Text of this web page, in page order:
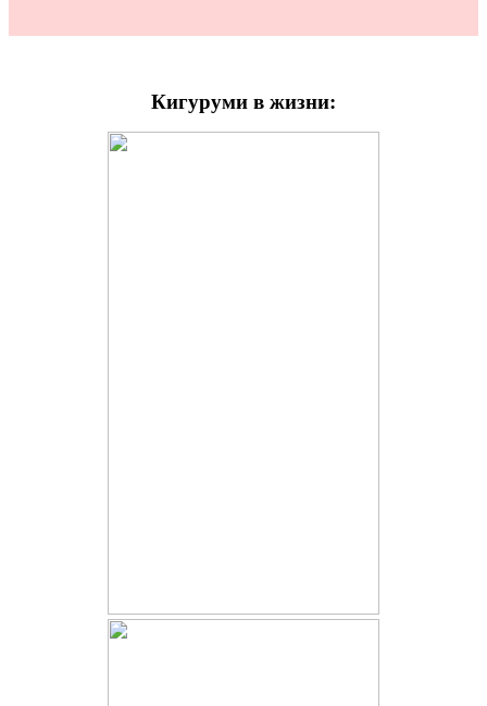
Кигуруми в жизни: